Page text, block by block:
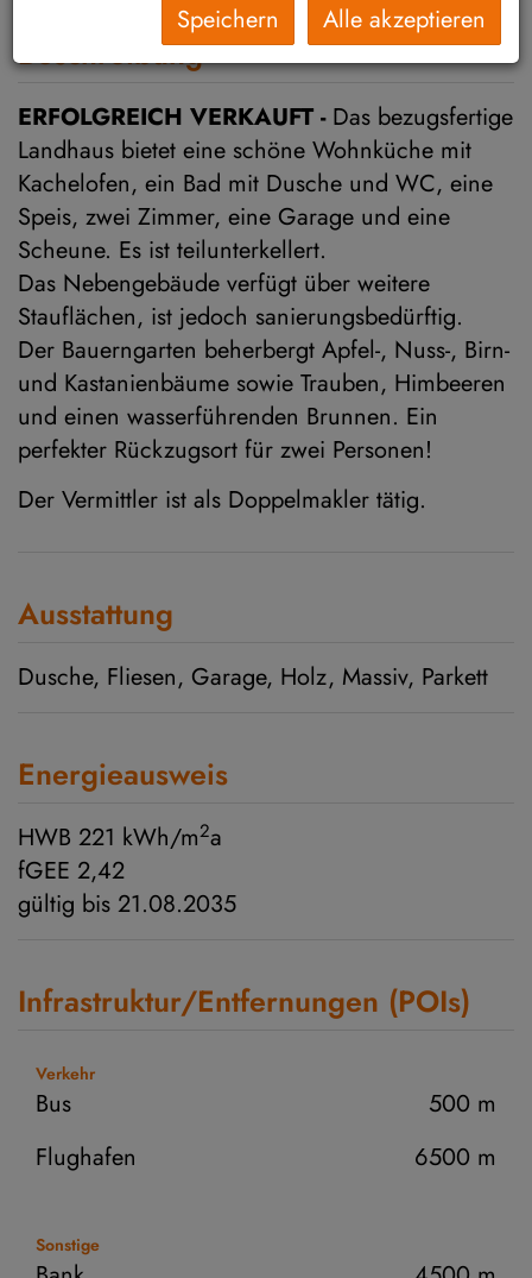
Beschreibung
ERFOLGREICH VERKAUFT - Das bezugsfertige
Landhaus bietet eine schöne Wohnküche mit
Kachelofen, ein Bad mit Dusche und WC, eine
Speis, zwei Zimmer, eine Garage und eine
Scheune. Es ist teilunterkellert.
Das Nebengebäude verfügt über weitere
Stauflächen, ist jedoch sanierungsbedürftig.
Der Bauerngarten beherbergt Apfel-, Nuss-, Birn-
und Kastanienbäume sowie Trauben, Himbeeren
und einen wasserführenden Brunnen. Ein
perfekter Rückzugsort für zwei Personen!
Der Vermittler ist als Doppelmakler tätig.
Ausstattung
Dusche Fliesen Garage Holz Massiv Parkett
Energieausweis
HWB 221 kWh/m2a
fGEE 2,42
gültig bis 21.08.2035
Infrastruktur/Entfernungen (POIs)
Verkehr
Bus
500 m
Flughafen
6500 m
Sonstige
Speichern Alle akzeptieren